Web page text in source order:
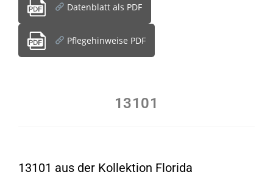
Datenblatt als PDF
Pflegehinweise PDF
13101
13101 aus der Kollektion Florida